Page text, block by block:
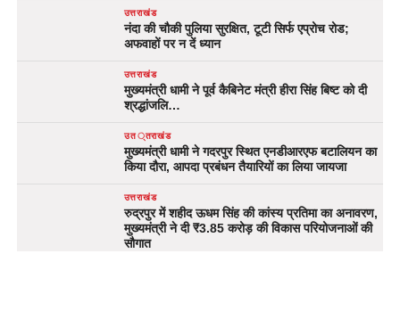
उत्तराखंड
नंदा की चौकी पुलिया सुरक्षित, टूटी सिर्फ एप्रोच रोड;
अफवाहों पर न दें ध्यान
उत्तराखंड
मुख्यमंत्री धामी ने पूर्व कैबिनेट मंत्री हीरा सिंह बिष्ट को दी
श्रद्धांजलि…
उत्तराखंड
मुख्यमंत्री धामी ने गदरपुर स्थित एनडीआरएफ बटालियन का
किया दौरा, आपदा प्रबंधन तैयारियों का लिया जायजा
उत्तराखंड
रुद्रपुर में शहीद ऊधम सिंह की कांस्य प्रतिमा का अनावरण,
मुख्यमंत्री ने दी ₹3.85 करोड़ की विकास परियोजनाओं की
सौगात